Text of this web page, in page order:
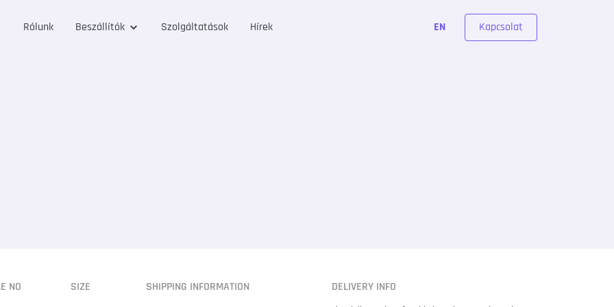
Rólunk Beszállítók Szolgáltatások Hírek EN Kapcsolat
NO SIZE SHIPPING INFORMATION DELIVERY INFO